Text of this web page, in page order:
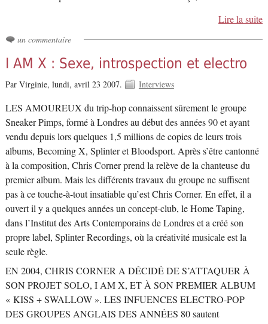
Lire la suite
un commentaire
I AM X : Sexe, introspection et electro
Par Virginie, lundi, avril 23 2007. Interviews
LES AMOUREUX du trip-hop connaissent sûrement le groupe
Sneaker Pimps, formé à Londres au début des années 90 et ayant
vendu depuis lors quelques 1,5 millions de copies de leurs trois
albums, Becoming X, Splinter et Bloodsport. Après s’être cantonné
à la composition, Chris Corner prend la relève de la chanteuse du
premier album. Mais les différents travaux du groupe ne suffisent
pas à ce touche-à-tout insatiable qu’est Chris Corner. En effet, il a
ouvert il y a quelques années un concept-club, le Home Taping,
dans l’Institut des Arts Contemporains de Londres et a créé son
propre label, Splinter Recordings, où la créativité musicale est la
seule règle.
EN 2004, CHRIS CORNER A DÉCIDÉ DE S’ATTAQUER À
SON PROJET SOLO, I AM X, ET À SON PREMIER ALBUM
« KISS + SWALLOW ». LES INFUENCES ELECTRO-POP
DES GROUPES ANGLAIS DES ANNÉES 80 sautent